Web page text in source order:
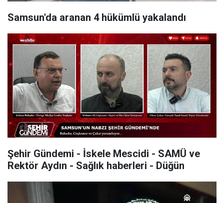
Samsun'da aranan 4 hükümlü yakalandı
Şehir Gündemi - İskele Mescidi - SAMÜ ve
Rektör Aydın - Sağlık haberleri - Düğün